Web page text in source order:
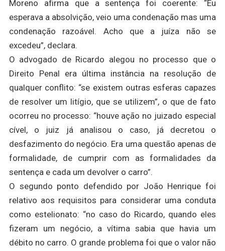
Moreno afirma que a sentença foi coerente: “Eu
esperava a absolvição, veio uma condenação mas uma
condenação razoável. Acho que a juíza não se
excedeu”, declara.
O advogado de Ricardo alegou no processo que o
Direito Penal era última instância na resolução de
qualquer conflito: “se existem outras esferas capazes
de resolver um litígio, que se utilizem”, o que de fato
ocorreu no processo: “houve ação no juizado especial
cível, o juiz já analisou o caso, já decretou o
desfazimento do negócio. Era uma questão apenas de
formalidade, de cumprir com as formalidades da
sentença e cada um devolver o carro”.
O segundo ponto defendido por João Henrique foi
relativo aos requisitos para considerar uma conduta
como estelionato: “no caso do Ricardo, quando eles
fizeram um negócio, a vítima sabia que havia um
débito no carro. O grande problema foi que o valor não